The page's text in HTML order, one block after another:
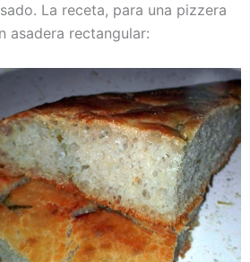
La receta, para una pizzera
asadera rectangular: